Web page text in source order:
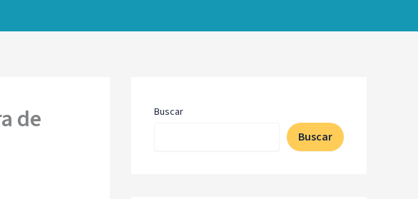
de
Buscar
Buscar